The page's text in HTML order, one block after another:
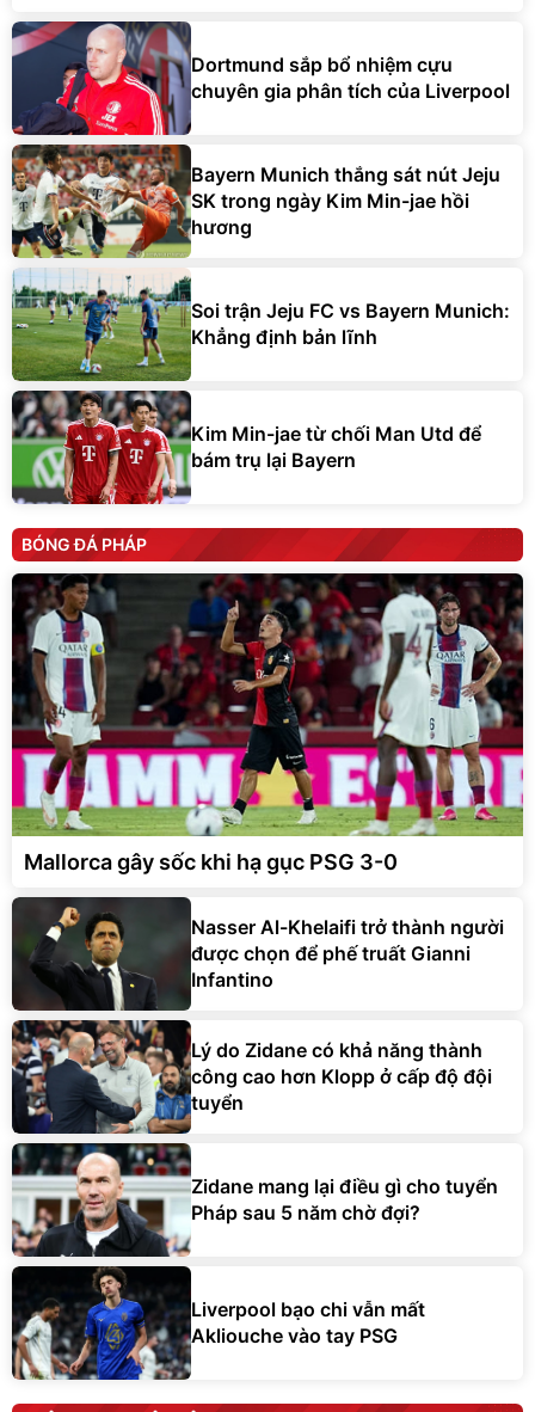
Dortmund sắp bổ nhiệm cựu
chuyên gia phân tích của Liverpool
Bayern Munich thắng sát nút Jeju
SK trong ngày Kim Min-jae hồi
hương
Soi trận Jeju FC vs Bayern Munich:
Khẳng định bản lĩnh
Kim Min-jae từ chối Man Utd để
bám trụ lại Bayern
BÓNG ĐÁ PHÁP
Mallorca gây sốc khi hạ gục PSG 3-0
Nasser Al-Khelaifi trở thành người
được chọn để phế truất Gianni
Infantino
Lý do Zidane có khả năng thành
công cao hơn Klopp ở cấp độ đội
tuyển
Zidane mang lại điều gì cho tuyển
Pháp sau 5 năm chờ đợi?
Liverpool bạo chi vẫn mất
Akliouche vào tay PSG